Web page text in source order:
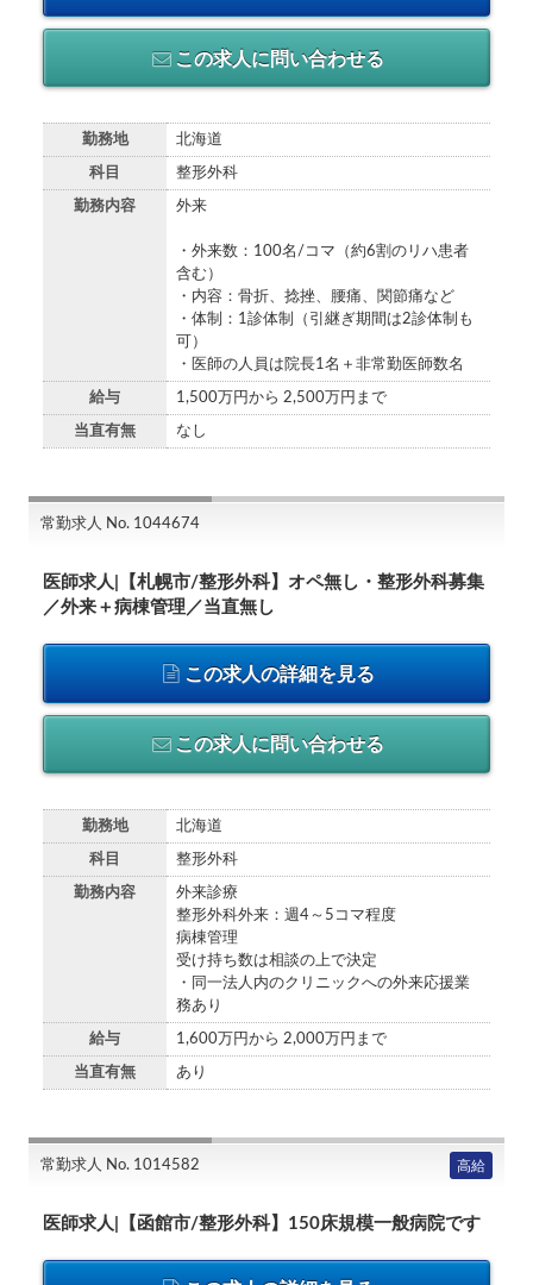
この求人に問い合わせる
勤務地 北海道
科目 整形外科
勤務内容 外来
・外来数：100名/コマ（約6割のリハ患者
含む）
・内容：骨折、捻挫、腰痛、関節痛など
・体制：1診体制（引継ぎ期間は2診体制も
可）
・医師の人員は院長1名＋非常勤医師数名
給与 1,500万円から 2,500万円まで
当直有無 なし
常勤求人 No. 1044674
医師求人|【札幌市/整形外科】オペ無し・整形外科募集
／外来＋病棟管理／当直無し
この求人の詳細を見る
この求人に問い合わせる
勤務地 北海道
科目 整形外科
勤務内容
外来診療
整形外科外来：週4～5コマ程度
病棟管理
受け持ち数は相談の上で決定
・同一法人内のクリニックへの外来応援業
務あり
給与 1,600万円から 2,000万円まで
当直有無 あり
常勤求人 No. 1014582 高給
医師求人|【函館市/整形外科】150床規模一般病院です